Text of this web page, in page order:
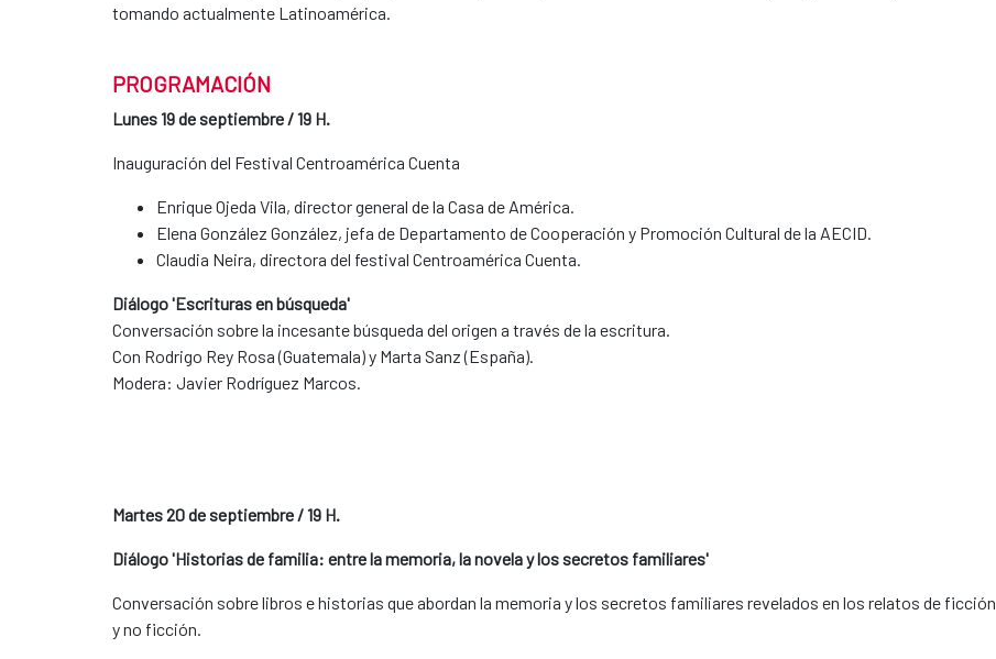
tomando actualmente Latinoamérica.
PROGRAMACIÓN
Lunes 19 de septiembre / 19 H.
Inauguración del Festival Centroamérica Cuenta
Enrique Ojeda Vila, director general de la Casa de América.
Elena González González, jefa de Departamento de Cooperación y Promoción Cultural de la AECID.
Claudia Neira, directora del festival Centroamérica Cuenta.
Diálogo 'Escrituras en búsqueda'
Conversación sobre la incesante búsqueda del origen a través de la escritura.
Con Rodrigo Rey Rosa (Guatemala) y Marta Sanz (España).
Modera: Javier Rodríguez Marcos.
Martes 20 de septiembre / 19 H.
Diálogo 'Historias de familia: entre la memoria, la novela y los secretos familiares'
Conversación sobre libros e historias que abordan la memoria y los secretos familiares revelados en los relatos de ficción
y no ficción.